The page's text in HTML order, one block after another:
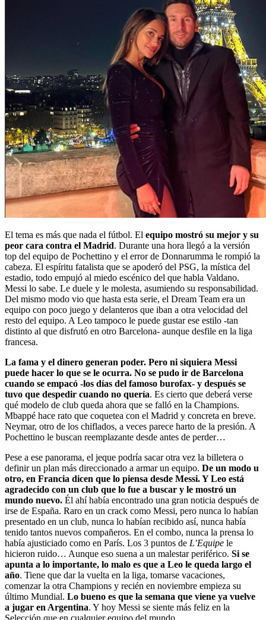
El tema es más que nada el fútbol. El equipo mostró su mejor y su
peor cara contra el Madrid. Durante una hora llegó a la versión
top del equipo de Pochettino y el error de Donnarumma le rompió la
cabeza. El espíritu fatalista que se apoderó del PSG, la mística del
estadio, todo empujó al miedo escénico del que habla Valdano.
Messi lo sabe. Le duele y le molesta, asumiendo su responsabilidad.
Del mismo modo vio que hasta esta serie, el Dream Team era un
equipo con poco juego y delanteros que iban a otra velocidad del
resto del equipo. A Leo tampoco le puede gustar ese estilo -tan
distinto al que disfrutó en otro Barcelona- aunque desfile en la liga
francesa.
La fama y el dinero generan poder. Pero ni siquiera Messi
puede hacer lo que se le ocurra. No se pudo ir de Barcelona
cuando se empacó -los días del famoso burofax- y después se
tuvo que despedir cuando no quería. Es cierto que deberá verse
qué modelo de club queda ahora que se falló en la Champions.
Mbappé hace rato que coquetea con el Madrid y concreta en breve.
Neymar, otro de los chiflados, a veces parece harto de la presión. A
Pochettino le buscan reemplazante desde antes de perder…
Pese a ese panorama, el jeque podría sacar otra vez la billetera o
definir un plan más direccionado a armar un equipo. De un modo u
otro, en Francia dicen que lo piensa desde Messi. Y Leo está
agradecido con un club que lo fue a buscar y le mostró un
mundo nuevo. Él ahí había encontrado una gran noticia después de
irse de España. Raro en un crack como Messi, pero nunca lo habían
presentado en un club, nunca lo habían recibido así, nunca había
tenido tantos nuevos compañeros. En el combo, nunca la prensa lo
había ajusticiado como en París. Los 3 puntos de L’Equipe le
hicieron ruido… Aunque eso suena a un malestar periférico. Si se
apunta a lo importante, lo malo es que a Leo le queda largo el
año. Tiene que dar la vuelta en la liga, tomarse vacaciones,
comenzar la otra Champions y recién en noviembre empieza su
último Mundial. Lo bueno es que la semana que viene ya vuelve
a jugar en Argentina. Y hoy Messi se siente más feliz en la
Selección que en cualquier equipo del mundo.